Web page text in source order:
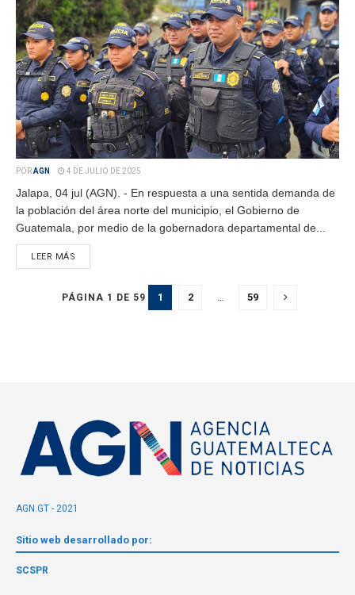
PORAGN 4 DE JULIO DE 2025
Jalapa, 04 jul (AGN). - En respuesta a una sentida demanda de
la población del área norte del municipio, el Gobierno de
Guatemala, por medio de la gobernadora departamental de...
LEER MÁS
PÁGINA 1 DE 59 1 2 … 59
AGN.GT - 2021
Sitio web desarrollado por:
SCSPR